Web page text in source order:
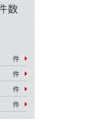
件
件
件
件